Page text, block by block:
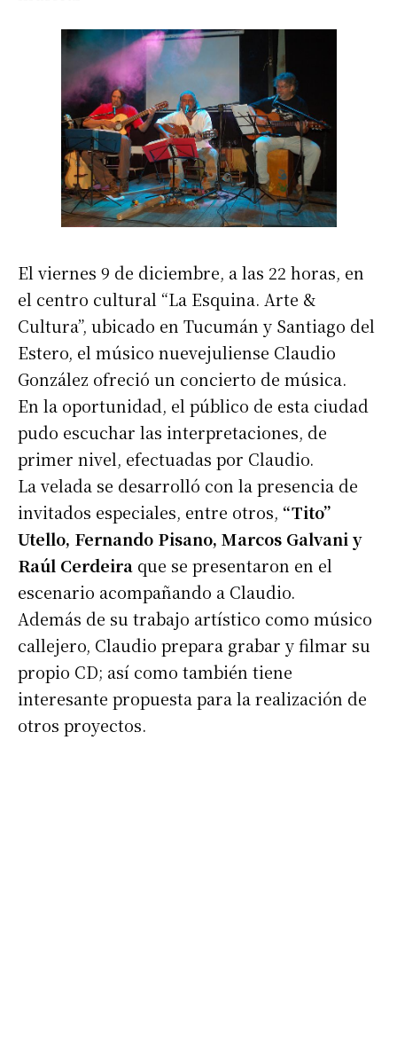
El viernes 9 de diciembre, a las 22 horas, en
el centro cultural “La Esquina. Arte &
Cultura”, ubicado en Tucumán y Santiago del
Estero, el músico nuevejuliense Claudio
González ofreció un concierto de música.
En la oportunidad, el público de esta ciudad
pudo escuchar las interpretaciones, de
primer nivel, efectuadas por Claudio.
La velada se desarrolló con la presencia de
invitados especiales, entre otros, “Tito”
Utello, Fernando Pisano, Marcos Galvani y
Raúl Cerdeira que se presentaron en el
escenario acompañando a Claudio.
Además de su trabajo artístico como músico
callejero, Claudio prepara grabar y filmar su
propio CD; así como también tiene
interesante propuesta para la realización de
otros proyectos.